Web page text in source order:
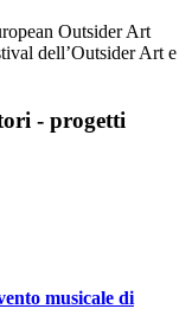
Outsider Art
dell’Outsider Art e
- progetti
musicale di